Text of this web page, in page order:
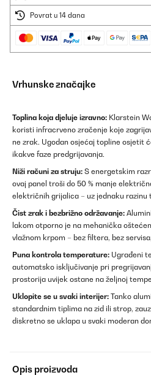
Povrat u 14 dana
Vrhunske značajke
Toplina koja djeluje izravno: Klarstein
koristi infracrveno zračenje koje
ne zrak. Ugodan osjećaj topline osjetit
ikakve faze predgrijavanja.
Niži računi za struju: S energetskim
ovaj panel troši do 50 % manje
električnih grijalica – uz jednaku razinu
Čist zrak i bezbrižno održavanje:
lakom otporno je na mehanička
vlažnom krpom – bez filtera, bez
Puna kontrola temperature: Ugrađeni
automatsko isključivanje pri
prostorija uvijek ostane na željnoj
Uklopite se u svaki interijer: Tanko
standardnim tiplima na zid ili strop,
diskretno se uklapa u svaki moderan
Opis proizvoda